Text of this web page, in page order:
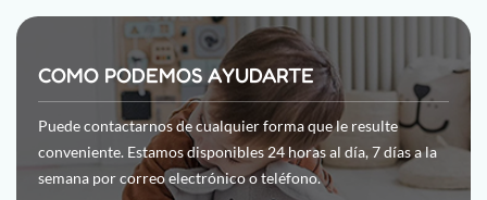
COMO PODEMOS AYUDARTE
Puede contactarnos de cualquier forma que le resulte
conveniente. Estamos disponibles 24 horas al día, 7 días a la
semana por correo electrónico o teléfono.